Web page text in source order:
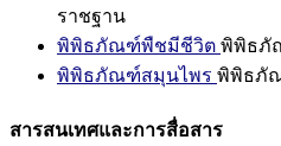
ราชฐาน
พิพิธภัณฑ์พืชมีชีวิต พิพิธภั
พิพิธภัณฑ์สมุนไพร พิพิธภั
สารสนเทศและการสื่อสาร